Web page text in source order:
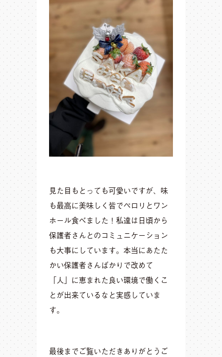
見た目もとっても可愛いですが、味
も最高に美味しく皆でペロリとワン
ホール食べました！私達は日頃から
保護者さんとのコミュニケーション
も大事にしています。本当にあたた
かい保護者さんばかりで改めて
「人」に恵まれた良い環境で働くこ
とが出来ているなと実感していま
す。
最後までご覧いただきありがとうご